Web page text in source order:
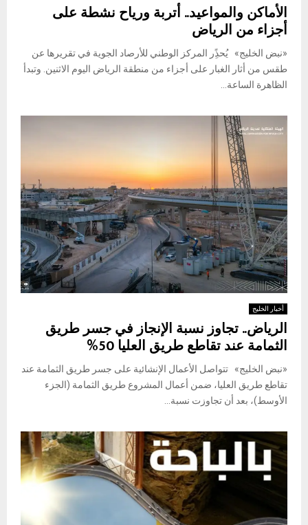
الأماكن والمواعيد.. أتربة ورياح نشطة على
أجزاء من الرياض
«نبض الخليج» يُحذًِر المركز الوطني للأرصاد الجوية في تقريرها عن
طقس من أثار الغبار على أجزاء من منطقة الرياض اليوم الاثنين. وتبدأ
الظاهرة الساعة...
أخبار الخليج
الرياض.. تجاوز نسبة الإنجاز في جسر طريق
الثمامة عند تقاطع طريق العليا 50%
«نبض الخليج» تتواصل الأعمال الإنشائية على جسر طريق الثمامة عند
تقاطع طريق العليا، ضمن أعمال المشروع طريق الثمامة (الجزء
الأوسط)، بعد أن تجاوزت نسبة...